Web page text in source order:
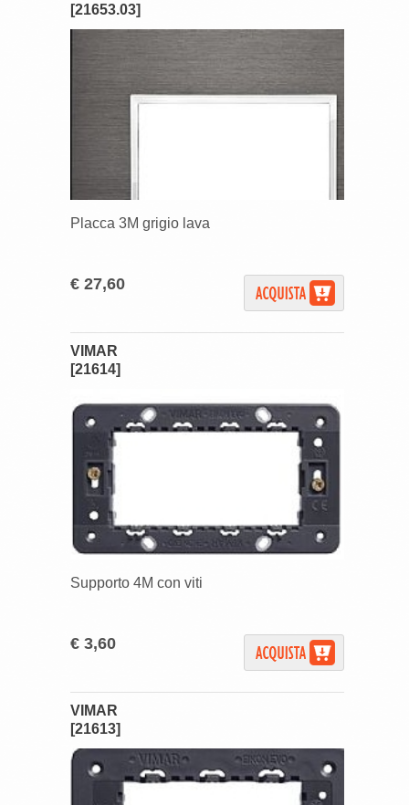
[21653.03]
Placca 3M grigio lava
€ 27,60
VIMAR
[21614]
Supporto 4M con viti
€ 3,60
VIMAR
[21613]